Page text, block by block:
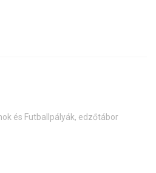
és Futballpályák, edzőtábor